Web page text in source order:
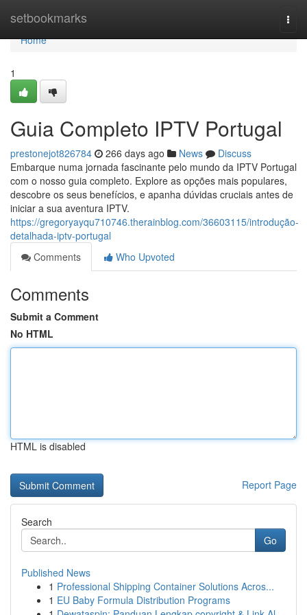
setbookmarks
Home
Home
1
Guia Completo IPTV Portugal
prestonejot826784 266 days ago News
Discuss
Embarque numa jornada fascinante pelo mundo da IPTV Portugal
com o nosso guia completo. Explore as opções mais populares,
descobre os seus benefícios, e apanha dúvidas cruciais antes de
iniciar a sua aventura IPTV.
https://gregoryayqu710746.therainblog.com/36603115/introdução-
detalhada-iptv-portugal
Comments
Who Upvoted
Comments
Submit a Comment
No HTML
HTML is disabled
Report Page
Search
Go
Published News
1 Professional Shipping Container Solutions Acros...
1 EU Baby Formula Distribution Programs